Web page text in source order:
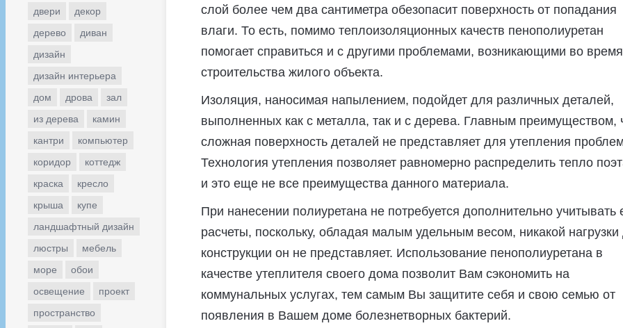
двери
декор
дерево
диван
дизайн
дизайн интерьера
дом
дрова
зал
из дерева
камин
кантри
компьютер
коридор
коттедж
краска
кресло
крыша
купе
ландшафтный дизайн
люстры
мебель
море
обои
освещение
проект
пространство
слой более чем два сантиметра обезопасит поверхность от попадания
влаги. То есть, помимо теплоизоляционных качеств пенополиуретан
помогает справиться и с другими проблемами, возникающими во время
строительства жилого объекта.
Изоляция, наносимая напылением, подойдет для различных деталей,
выполненных как с металла, так и с дерева. Главным преимуществом,
сложная поверхность деталей не представляет для утепления
Технология утепления позволяет равномерно распределить тепло
и это еще не все преимущества данного материала.
При нанесении полиуретана не потребуется дополнительно учитывать
расчеты, поскольку, обладая малым удельным весом, никакой
конструкции он не представляет. Использование пенополиуретана в
качестве утеплителя своего дома позволит Вам сэкономить на
коммунальных услугах, тем самым Вы защитите себя и свою семью от
появления в Вашем доме болезнетворных бактерий.